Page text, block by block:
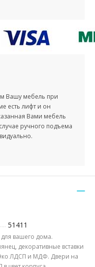
Вашу мебель при
есть лифт и он
Вами мебель
ручного подъема
51411
вашего дома.
декоративные вставки
Эко ЛДСП и МДФ. Двери на